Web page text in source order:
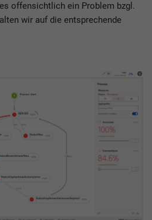
offensichtlich ein Problem bzgl.
wir auf die entsprechende